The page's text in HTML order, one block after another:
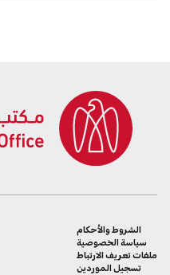
الشروط والأحكام
سياسة الخصوصية
ملفات تعريف الارتباط
تسجيل الموردين